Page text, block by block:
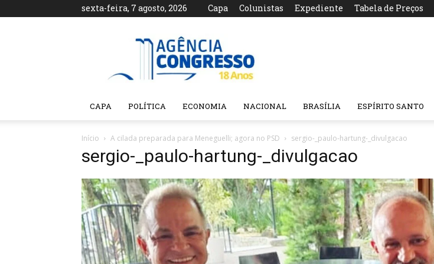
sexta-feira, 7 agosto, 2026 Capa Colunistas Expediente Tabela de Preços
Agência
CAPA POLÍTICA ECONOMIA NACIONAL BRASÍLIA ESPÍRITO SANTO
Início A cilada preparada para Meneguelli; agora no PSD sergio-_paulo-hartung-_divulgacao
sergio-_paulo-hartung-_divulgacao